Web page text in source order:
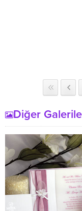
Diğer